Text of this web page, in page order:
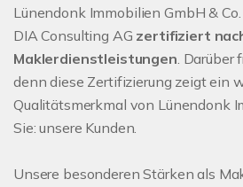
Lünendonk Immobilien GmbH &
DIA Consulting AG zertifiziert
Maklerdienstleistungen. Darüber
denn diese Zertifizierung zeigt ein
Qualitätsmerkmal von Lünendonk
Sie: unsere Kunden.
Unsere besonderen Stärken als